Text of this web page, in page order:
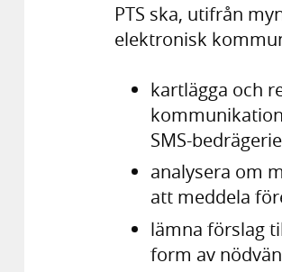
PTS ska, utifrån
elektronisk
kartlägga och
SMS-
analysera om
att meddela
lämna förslag
form av